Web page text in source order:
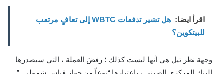
اقرأ ايضا:
هل تشير تدفقات WBTC إلى تعافٍ مرتقب
للبيتكوين؟
وجهة نظر تيل هي أنها ليست كذلك ؛ رفضَ العملة ، التي سيصدرها
البنك المركزي الصيني ، باعتبارها “نوعاً من جهاز قياس شمولي .”